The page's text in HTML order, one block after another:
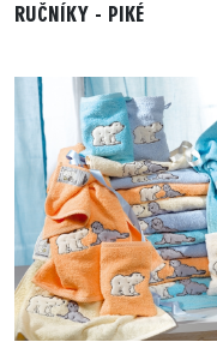
RUČNÍKY - PIKÉ